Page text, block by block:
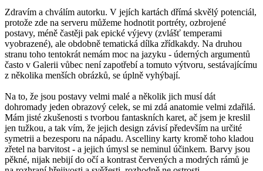
Zdravím a chválím autorku. V jejích kartách dřímá skvělý potenciál,
protože zde na serveru můžeme hodnotit portréty, ozbrojené
postavy, méně častěji pak epické výjevy (zvlášť temperami
vyobrazené), ale obdobně tematická dílka zřídkakdy. Na druhou
stranu toho tentokrát nemám moc na jazyku - úderných argumentů
často v Galerii vůbec není zapotřebí a tomuto výtvoru, sestávajícímu
z několika menších obrázků, se úplně vyhýbají.
Na to, že jsou postavy velmi malé a několik jich musí dát
dohromady jeden obrazový celek, se mi zdá anatomie velmi zdařilá.
Mám jisté zkušenosti s tvorbou fantaskních karet, ač jsem je kreslil
jen tužkou, a tak vím, že jejich design závisí především na určité
symetrii a bezesporu na nápadu. Ascelliny karty kromě toho kladou
zřetel na barvitost - a jejich úmysl se neminul účinkem. Barvy jsou
pěkné, nijak nebijí do očí a kontrast červených a modrých rámů je